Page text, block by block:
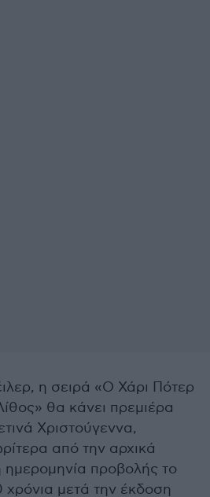
η σειρά «Ο Χάρι Πότερ
θα κάνει πρεμιέρα
Χριστούγεννα,
από την αρχικά
προβολής το
χρόνια μετά την έκδοση